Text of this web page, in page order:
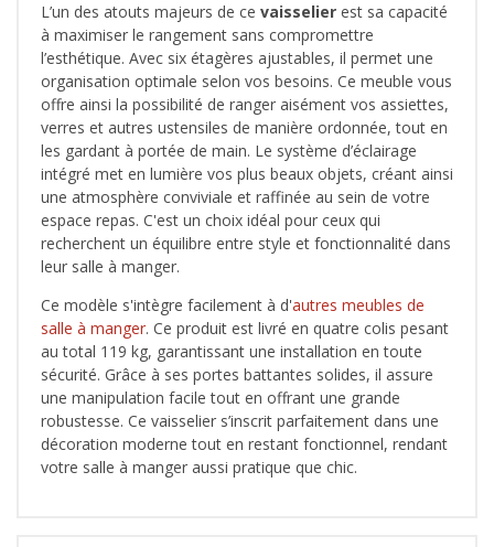
L’un des atouts majeurs de ce vaisselier est sa capacité
à maximiser le rangement sans compromettre
l’esthétique. Avec six étagères ajustables, il permet une
organisation optimale selon vos besoins. Ce meuble vous
offre ainsi la possibilité de ranger aisément vos assiettes,
verres et autres ustensiles de manière ordonnée, tout en
les gardant à portée de main. Le système d’éclairage
intégré met en lumière vos plus beaux objets, créant ainsi
une atmosphère conviviale et raffinée au sein de votre
espace repas. C'est un choix idéal pour ceux qui
recherchent un équilibre entre style et fonctionnalité dans
leur salle à manger.
Ce modèle s'intègre facilement à d'autres meubles de
salle à manger. Ce produit est livré en quatre colis pesant
au total 119 kg, garantissant une installation en toute
sécurité. Grâce à ses portes battantes solides, il assure
une manipulation facile tout en offrant une grande
robustesse. Ce vaisselier s’inscrit parfaitement dans une
décoration moderne tout en restant fonctionnel, rendant
votre salle à manger aussi pratique que chic.